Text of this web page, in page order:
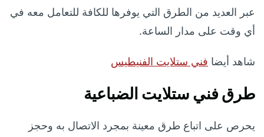
عبر العديد من الطرق التي يوفرها للكافة للتعامل معه في
أي وقت على مدار الساعة.
شاهد أيضا فني ستلايت الفنيطيس
طرق فني ستلايت الضباعية
يحرص على اتباع طرق معينة بمجرد الاتصال به وحجز